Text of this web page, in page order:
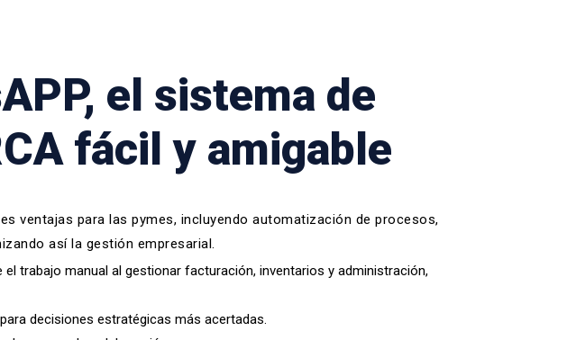
el sistema de
fácil y amigable
ventajas para las pymes, incluyendo automatización de procesos,
así la gestión empresarial.
trabajo manual al gestionar facturación, inventarios y administración,
decisiones estratégicas más acertadas.